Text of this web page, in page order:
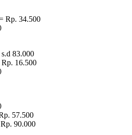
Rp. 34.500
83.000
16.500
57.500
90.000